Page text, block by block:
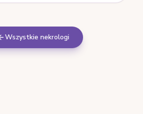
Wszystkie nekrologi